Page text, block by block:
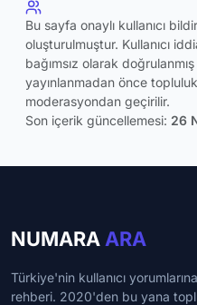
Bu sayfa onaylı kullanıcı
oluşturulmuştur. Kullanıcı
bağımsız olarak
yayınlanmadan önce
moderasyondan geçirilir.
Son içerik güncellemesi: 26
NUMARA ARA
Türkiye'nin kullanıcı
rehberi. 2020'den bu yana